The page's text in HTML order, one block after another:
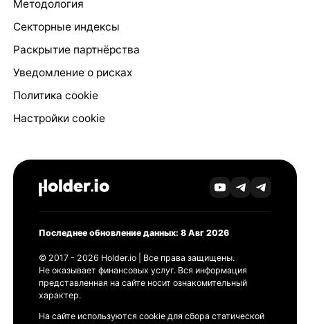
Методология
Секторные индексы
Раскрытие партнёрства
Уведомление о рисках
Политика cookie
Настройки cookie
Последнее обновление данных: 8 Авг 2026
© 2017 - 2026 Holder.io | Все права защищены.
Не оказывает финансовых услуг. Вся информация
представленная на сайте носит ознакомительный
характер.
На сайте используются cookie для сбора статической